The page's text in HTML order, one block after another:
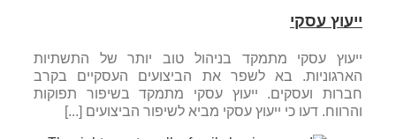
ייעוץ עסקי
ייעוץ עסקי מתמקד בניהול טוב יותר של התשתיות
הארגוניות. בא לשפר את הביצועים העסקיים בקרב
חברות ועסקים. ייעוץ עסקי מתמקד בשיפור תפוקות
והרווח. דעו כי ייעוץ עסקי מביא לשיפור הביצועים [...]